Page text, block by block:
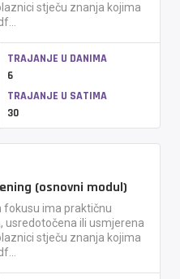
stječu znanja kojima
TRAJANJE U DANIMA
6
TRAJANJE U SATIMA
30
(osnovni modul)
fokusu ima praktičnu
ili usmjerena
stječu znanja kojima